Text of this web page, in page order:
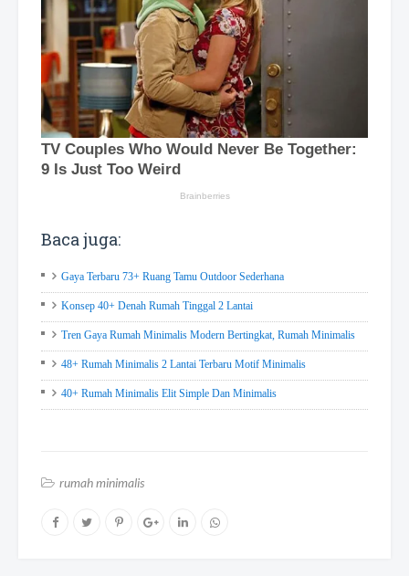
Baca juga:
Gaya Terbaru 73+ Ruang Tamu Outdoor Sederhana
Konsep 40+ Denah Rumah Tinggal 2 Lantai
Tren Gaya Rumah Minimalis Modern Bertingkat, Rumah Minimalis
48+ Rumah Minimalis 2 Lantai Terbaru Motif Minimalis
40+ Rumah Minimalis Elit Simple Dan Minimalis
rumah minimalis